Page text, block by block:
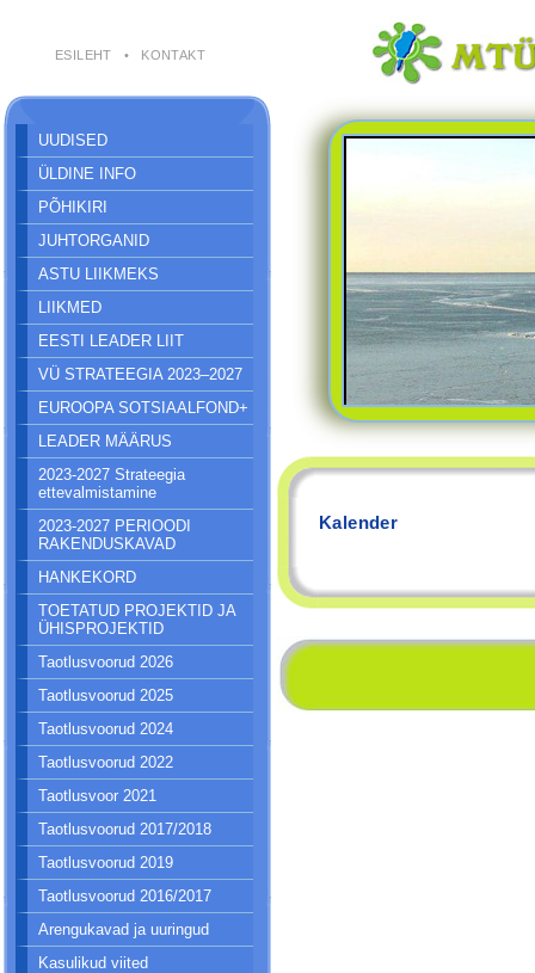
ESILEHT • KONTAKT
UUDISED
ÜLDINE INFO
PÕHIKIRI
JUHTORGANID
ASTU LIIKMEKS
LIIKMED
EESTI LEADER LIIT
VÜ STRATEEGIA 2023–2027
EUROOPA SOTSIAALFOND+
LEADER MÄÄRUS
2023-2027 Strateegia
ettevalmistamine
2023-2027 PERIOODI
RAKENDUSKAVAD
HANKEKORD
TOETATUD PROJEKTID JA
ÜHISPROJEKTID
Taotlusvoorud 2026
Taotlusvoorud 2025
Taotlusvoorud 2024
Taotlusvoorud 2022
Taotlusvoor 2021
Taotlusvoorud 2017/2018
Taotlusvoorud 2019
Taotlusvoorud 2016/2017
Arengukavad ja uuringud
Kasulikud viited
Kalender